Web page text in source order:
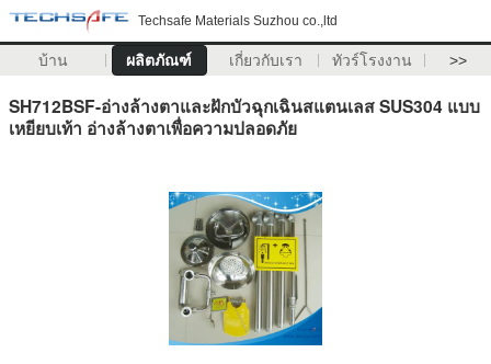
Techsafe Materials Suzhou co.,ltd
บ้าน ผลิตภัณฑ์ เกี่ยวกับเรา ทัวร์โรงงาน >>
SH712BSF-อ่างล้างตาและฝักบัวฉุกเฉินสแตนเลส SUS304 แบบ
เหยียบเท้า อ่างล้างตาเพื่อความปลอดภัย